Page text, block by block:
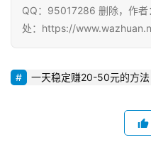
QQ：95017286 删除，作者
处：https://
一天稳定赚20-50元的方法